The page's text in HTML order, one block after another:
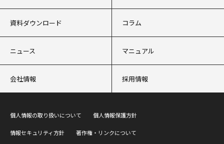
資料ダウンロード コラム
ニュース マニュアル
会社情報 採用情報
個人情報の取り扱いについて 個人情報保護方針
情報セキュリティ方針 著作権・リンクについて